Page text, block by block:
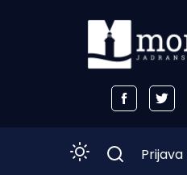
Prijava